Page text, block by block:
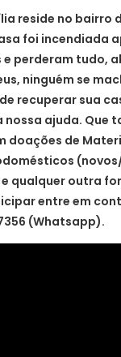
reside no bairro
foi incendiada
e perderam tudo,
ninguém se
recuperar sua
nossa ajuda. Que
doações de
qualquer outra
entre em
(Whatsapp).